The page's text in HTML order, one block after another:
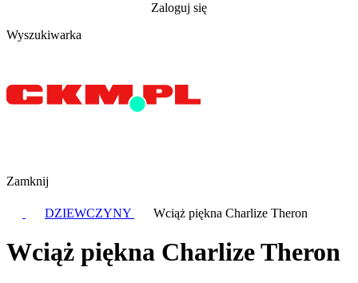
Zaloguj się
Wyszukiwarka
Zamknij
DZIEWCZYNY Wciąż piękna Charlize Theron
Wciąż piękna Charlize Theron